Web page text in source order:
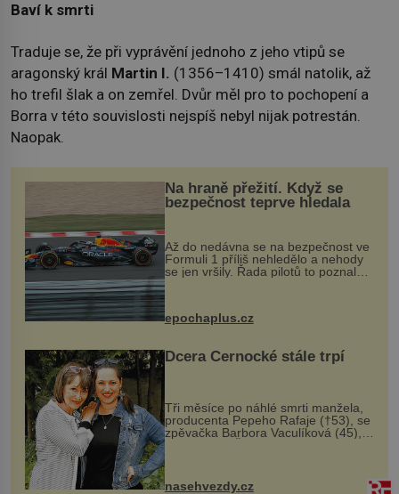
Baví k smrti
Traduje se, že při vyprávění jednoho z jeho vtipů se
aragonský král Martin I. (1356–1410) smál natolik, až
ho trefil šlak a on zemřel. Dvůr měl pro to pochopení a
Borra v této souvislosti nejspíš nebyl nijak potrestán.
Naopak.
Na hraně přežití. Když se
bezpečnost teprve hledala
Až do nedávna se na bezpečnost ve
Formuli 1 příliš nehledělo a nehody
se jen vršily. Řada pilotů to poznala
na vlastní kůži, často s trvalými
následky nebo bohužel i ztrátou
života. Dnes nepochopiteln...
epochaplus.cz
Dcera Černocké stále trpí
Tři měsíce po náhlé smrti manžela,
producenta Pepeho Rafaje (†53), se
zpěvačka Barbora Vaculíková (45),
dcera Petry Černocké (75), poprvé
ozvala veřejnosti. Na sociální síti
sdílela, že se snaží fung...
nasehvezdy.cz